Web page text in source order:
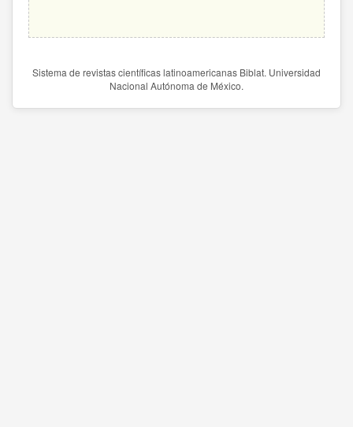
Sistema de revistas científicas latinoamericanas Biblat. Universidad
Nacional Autónoma de México.